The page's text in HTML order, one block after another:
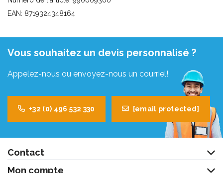
EAN: 8719324348164
Vous souhaitez un devis personnalisé ?
Appelez-nous ou envoyez-nous un courriel!
+32 (0) 496 532 330 [email protected]
Contact
Mon compte